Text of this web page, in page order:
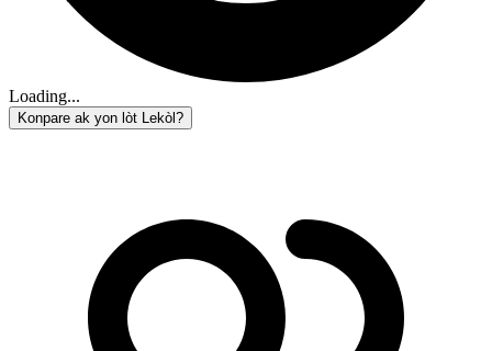
Loading...
Konpare ak yon lòt Lekòl?